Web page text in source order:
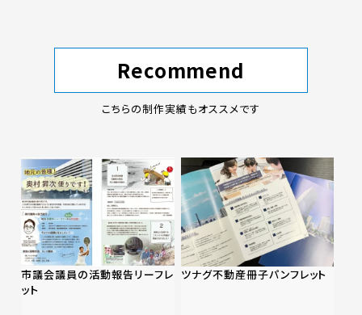
Recommend
こちらの制作実績もオススメです
市議会議員の活動報告リーフレ
ット
ツナグ不動産冊子パンフレット